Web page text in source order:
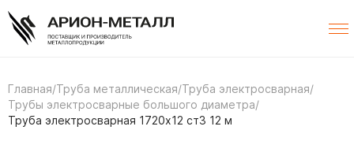
Главная/Труба металлическая/Труба электросварная/
Трубы электросварные большого диаметра/
Труба электросварная 1720х12 ст3 12 м